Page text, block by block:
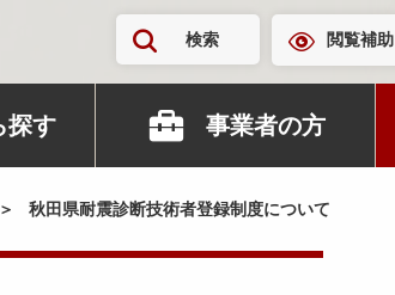
検索 閲覧補助
探す 事業者の方
秋田県耐震診断技術者登録制度について